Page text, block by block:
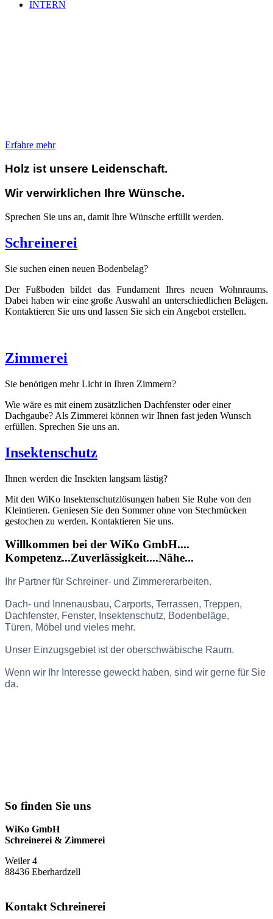
INTERN
Erfahre mehr
Holz ist unsere Leidenschaft.
Wir verwirklichen Ihre Wünsche.
Sprechen Sie uns an, damit Ihre Wünsche erfüllt werden.
Schreinerei
Sie suchen einen neuen Bodenbelag?
Der Fußboden bildet das Fundament Ihres neuen Wohnraums.
Dabei haben wir eine große Auswahl an unterschiedlichen Belägen.
Kontaktieren Sie uns und lassen Sie sich ein Angebot erstellen.
Zimmerei
Sie benötigen mehr Licht in Ihren Zimmern?
Wie wäre es mit einem zusätzlichen Dachfenster oder einer
Dachgaube? Als Zimmerei können wir Ihnen fast jeden Wunsch
erfüllen. Sprechen Sie uns an.
Insektenschutz
Ihnen werden die Insekten langsam lästig?
Mit den WiKo Insektenschutzlösungen haben Sie Ruhe von den
Kleintieren. Geniesen Sie den Sommer ohne von Stechmücken
gestochen zu werden. Kontaktieren Sie uns.
Willkommen bei der WiKo GmbH....
Kompetenz...Zuverlässigkeit....Nähe...
Ihr Partner für Schreiner- und Zimmererarbeiten.
Dach- und Innenausbau, Carports, Terrassen, Treppen,
Dachfenster, Fenster, Insektenschutz, Bodenbeläge,
Türen, Möbel und vieles mehr.
Unser Einzugsgebiet ist der oberschwäbische Raum.
Wenn wir Ihr Interesse geweckt haben, sind wir gerne für Sie
da.
So finden Sie uns
WiKo GmbH
Schreinerei & Zimmerei
Weiler 4
88436 Eberhardzell
Kontakt Schreinerei